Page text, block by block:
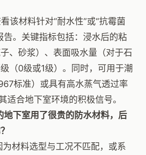
该材料针对“耐水性”或“抗霉菌
告。关键指标包括：浸水后的粘
、砂浆）、表面吸水量（对于石
（0级或1级）。同时，可用于潮
标准）或具有高水蒸气透过率
适合地下室环境的积极信号。
地下室用了很贵的防水材料，后
材料选型与工况不匹配，或系